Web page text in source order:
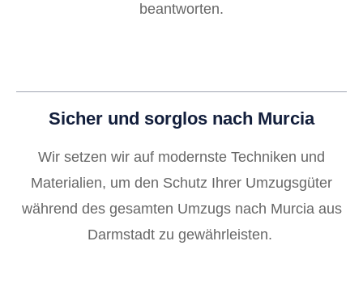
beantworten.
Sicher und sorglos nach Murcia
Wir setzen wir auf modernste Techniken und
Materialien, um den Schutz Ihrer Umzugsgüter
während des gesamten Umzugs nach Murcia aus
Darmstadt zu gewährleisten.